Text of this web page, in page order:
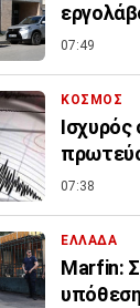
07:49
ΚΟΣΜΟΣ
Ισχυρός
07:38
ΕΛΛΑΔΑ
Marfin: